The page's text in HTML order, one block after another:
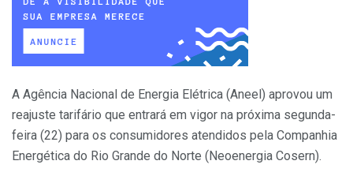
A Agência Nacional de Energia Elétrica (Aneel) aprovou um
reajuste tarifário que entrará em vigor na próxima segunda-
feira (22) para os consumidores atendidos pela Companhia
Energética do Rio Grande do Norte (Neoenergia Cosern).